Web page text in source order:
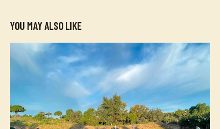
YOU MAY ALSO LIKE